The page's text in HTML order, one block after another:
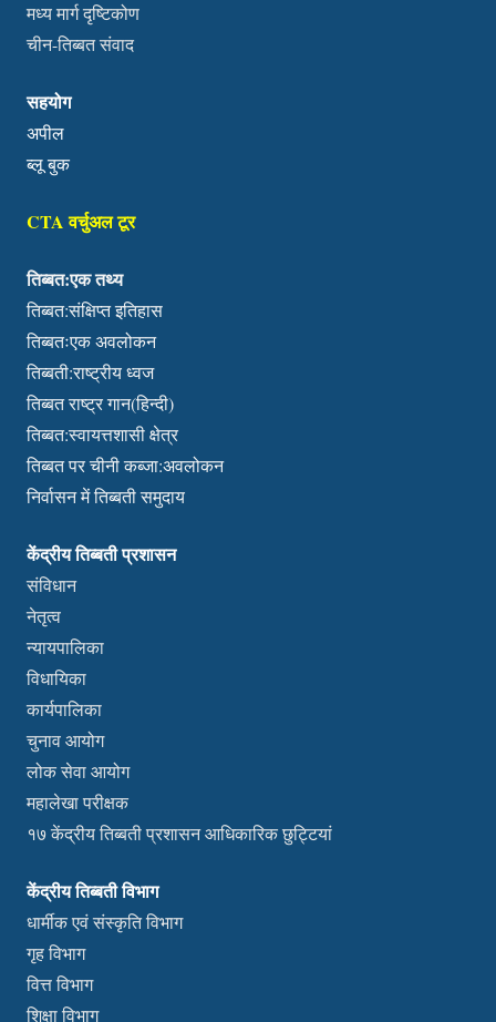
मध्य मार्ग दृष्टिकोण
चीन-तिब्बत संवाद
सहयोग
अपील
ब्लू बुक
CTA वर्चुअल टूर
तिब्बत:एक तथ्य
तिब्बत:संक्षिप्त इतिहास
तिब्बतःएक अवलोकन
तिब्बती:राष्ट्रीय ध्वज
तिब्बत राष्ट्र गान(हिन्दी)
तिब्बत:स्वायत्तशासी क्षेत्र
तिब्बत पर चीनी कब्जा:अवलोकन
निर्वासन में तिब्बती समुदाय
केंद्रीय तिब्बती प्रशासन
संविधान
नेतृत्व
न्यायपालिका
विधायिका
कार्यपालिका
चुनाव आयोग
लोक सेवा आयोग
महालेखा परीक्षक
१७ केंद्रीय तिब्बती प्रशासन आधिकारिक छुट्टियां
केंद्रीय तिब्बती विभाग
धार्मीक एवं संस्कृति विभाग
गृह विभाग
वित्त विभाग
शिक्षा विभाग